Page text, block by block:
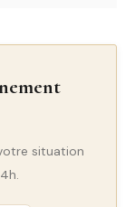
situation